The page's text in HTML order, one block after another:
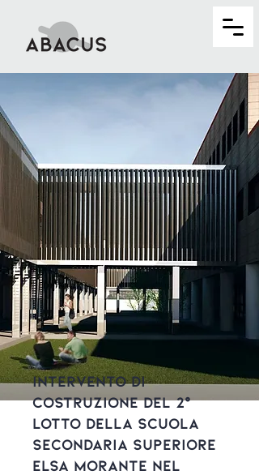
INTERVENTO DI
COSTRUZIONE DEL 2°
LOTTO DELLA SCUOLA
SECONDARIA SUPERIORE
ELSA MORANTE NEL